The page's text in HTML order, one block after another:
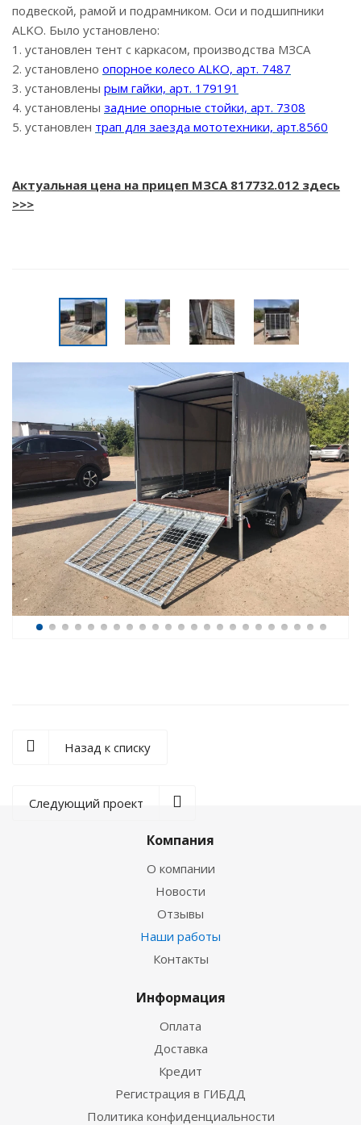
подвеской, рамой и подрамником. Оси и подшипники
ALKO. Было установлено:
1. установлен тент с каркасом, производства МЗСА
2. установлено опорное колесо ALKO, арт. 7487
3. установлены рым гайки, арт. 179191
4. установлены задние опорные стойки, арт. 7308
5. установлен трап для заезда мототехники, арт.8560
Актуальная цена на прицеп МЗСА 817732.012 здесь
>>>
Назад к списку
Следующий проект
Компания
О компании
Новости
Отзывы
Наши работы
Контакты
Информация
Оплата
Доставка
Кредит
Регистрация в ГИБДД
Политика конфиденциальности